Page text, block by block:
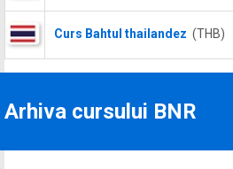
Curs Bahtul thailandez (THB)
Arhiva cursului BNR